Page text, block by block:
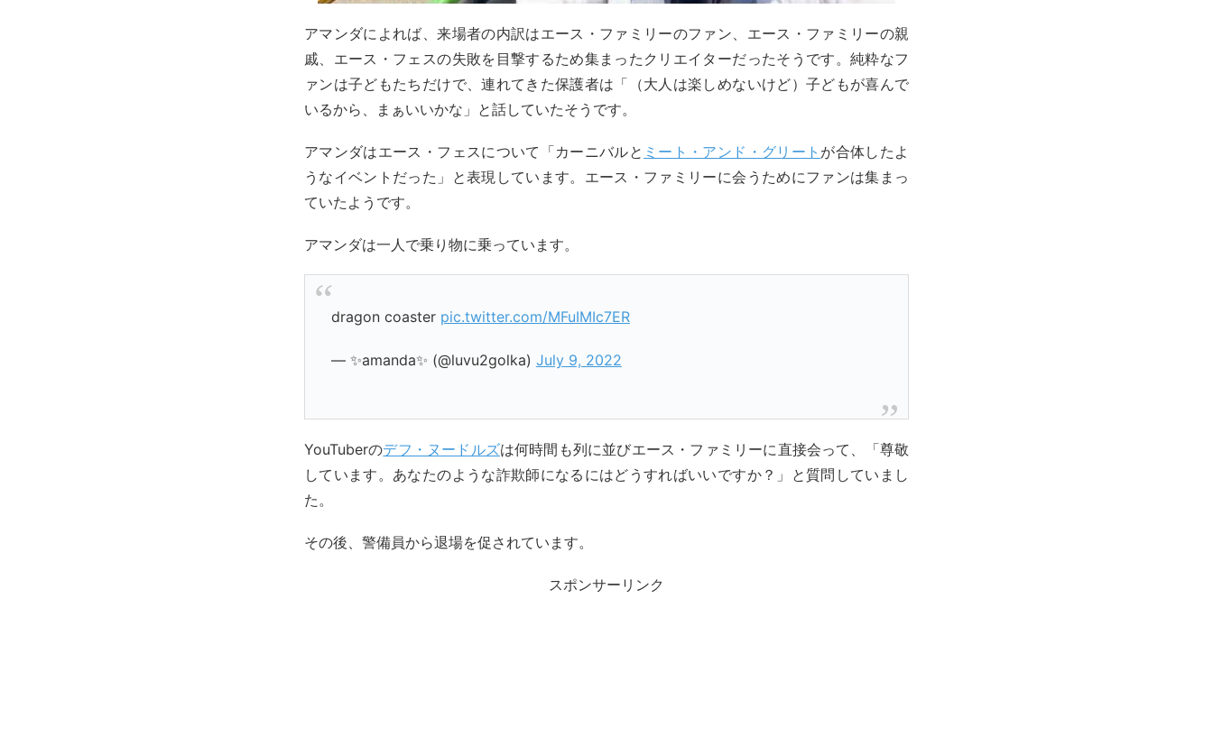
アマンダによれば、来場者の内訳はエース・ファミリーのファン、エース・ファミリーの親
戚、エース・フェスの失敗を目撃するため集まったクリエイターだったそうです。純粋なフ
ァンは子どもたちだけで、連れてきた保護者は「（大人は楽しめないけど）子どもが喜んで
いるから、まぁいいかな」と話していたそうです。
アマンダはエース・フェスについて「カーニバルと ミート・アンド・グリート が合体したよ
うなイベントだった」と表現しています。エース・ファミリーに会うためにファンは集まっ
ていたようです。
アマンダは一人で乗り物に乗っています。
dragon coaster pic.twitter.com/MFuIMIc7ER
— ✨amanda✨ (@luvu2golka) July 9, 2022
YouTuberのデフ・ヌードルズは何時間も列に並びエース・ファミリーに直接会って、「尊敬
しています。あなたのような詐欺師になるにはどうすればいいですか？」と質問していまし
た。
その後、警備員から退場を促されています。
スポンサーリンク